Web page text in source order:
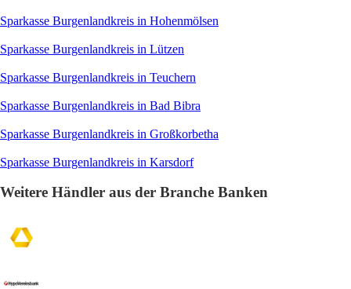
Sparkasse Burgenlandkreis in Hohenmölsen
Sparkasse Burgenlandkreis in Lützen
Sparkasse Burgenlandkreis in Teuchern
Sparkasse Burgenlandkreis in Bad Bibra
Sparkasse Burgenlandkreis in Großkorbetha
Sparkasse Burgenlandkreis in Karsdorf
Weitere Händler aus der Branche Banken